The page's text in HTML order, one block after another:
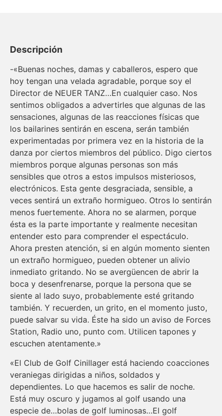
Descripción
-«Buenas noches, damas y caballeros, espero que
hoy tengan una velada agradable, porque soy el
Director de NEUER TANZ…En cualquier caso. Nos
sentimos obligados a advertirles que algunas de las
sensaciones, algunas de las reacciones físicas que
los bailarines sentirán en escena, serán también
experimentadas por primera vez en la historia de la
danza por ciertos miembros del público. Digo ciertos
miembros porque algunas personas son más
sensibles que otros a estos impulsos misteriosos,
electrónicos. Esta gente desgraciada, sensible, a
veces sentirá un extraño hormigueo. Otros lo sentirán
menos fuertemente. Ahora no se alarmen, porque
ésta es la parte importante y realmente necesitan
entender esto para comprender el espectáculo.
Ahora presten atención, si en algún momento sienten
un extraño hormigueo, pueden obtener un alivio
inmediato gritando. No se avergüencen de abrir la
boca y desenfrenarse, porque la persona que se
siente al lado suyo, probablemente esté gritando
también. Y recuerden, un grito, en el momento justo,
puede salvar su vida. Éste ha sido un aviso de Forces
Station, Radio uno, punto com. Utilicen tapones y
escuchen atentamente.»
«El Club de Golf Cinillager está haciendo coacciones
veraniegas dirigidas a niños, soldados y
dependientes. Lo que hacemos es salir de noche.
Está muy oscuro y jugamos al golf usando una
especie de…bolas de golf luminosas…El golf